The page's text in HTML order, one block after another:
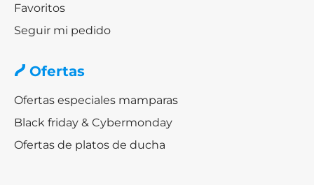
Favoritos
Seguir mi pedido
Ofertas
Ofertas especiales mamparas
Black friday & Cybermonday
Ofertas de platos de ducha